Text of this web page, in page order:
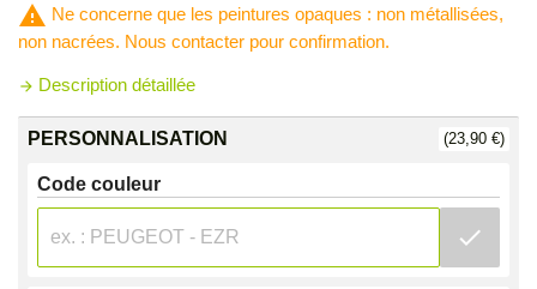
warning Ne concerne que les peintures opaques : non métallisées,
non nacrées. Nous contacter pour confirmation.
arrow_forward Description détaillée
PERSONNALISATION (23,90 €)
Code couleur
check